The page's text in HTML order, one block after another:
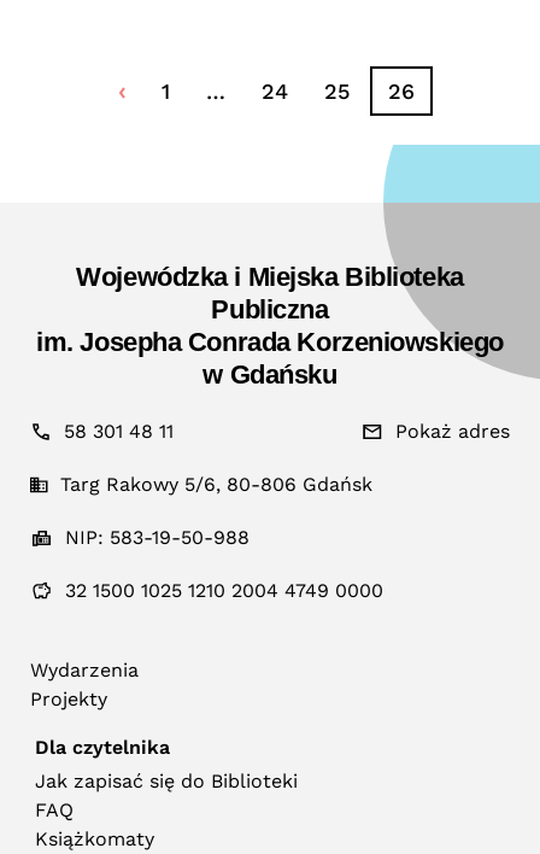
1 … 24 25 26
Wojewódzka i Miejska Biblioteka
Publiczna
im. Josepha Conrada Korzeniowskiego
w Gdańsku
58 301 48 11 Pokaż adres
Targ Rakowy 5/6, 80-806 Gdańsk
NIP: 583-19-50-988
32 1500 1025 1210 2004 4749 0000
Wydarzenia
Projekty
Dla czytelnika
Jak zapisać się do Biblioteki
FAQ
Książkomaty